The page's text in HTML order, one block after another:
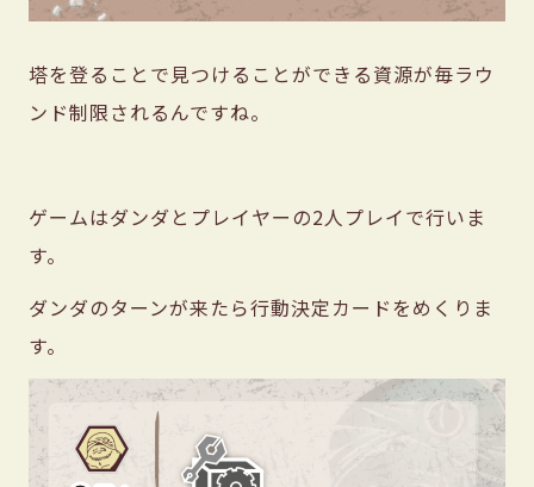
塔を登ることで見つけることができる資源が毎ラウ
ンド制限されるんですね。
ゲームはダンダとプレイヤーの2人プレイで行いま
す。
ダンダのターンが来たら行動決定カードをめくりま
す。